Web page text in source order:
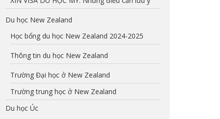
Du học New Zealand
Học bổng du học New Zealand 2024-2025
Thông tin du học New Zealand
Trường Đại học ở New Zealand
Trường trung học ở New Zealand
Du học Úc